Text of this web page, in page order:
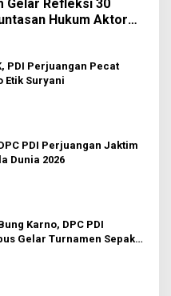
Gelar Refleksi 30
Hukum Aktor
PDI Perjuangan Pecat
Etik Suryani
PDI Perjuangan Jaktim
Dunia 2026
Karno, DPC PDI
Gelar Turnamen Sepak